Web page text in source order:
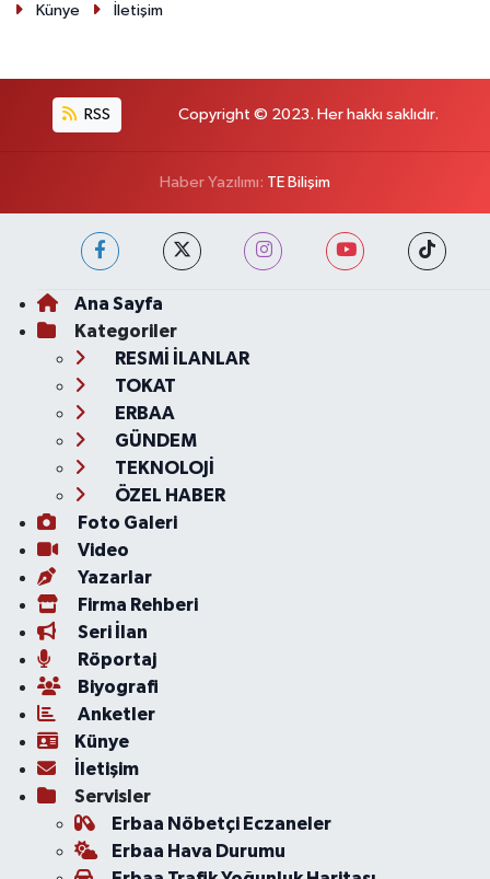
Künye İletişim
RSS Copyright © 2023. Her hakkı saklıdır.
Haber Yazılımı: TE Bilişim
Ana Sayfa
Kategoriler
RESMİ İLANLAR
TOKAT
ERBAA
GÜNDEM
TEKNOLOJİ
ÖZEL HABER
Foto Galeri
Video
Yazarlar
Firma Rehberi
Seri İlan
Röportaj
Biyografi
Anketler
Künye
İletişim
Servisler
Erbaa Nöbetçi Eczaneler
Erbaa Hava Durumu